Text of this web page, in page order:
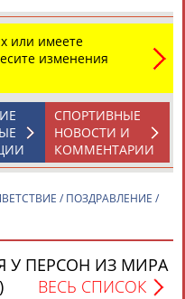
Герман
или имеете
изменения
СПОРТИВНЫЕ
НОВОСТИ И
КОММЕНТАРИИ
/ ПОЗДРАВЛЕНИЕ /
У ПЕРСОН ИЗ МИРА
ВЕСЬ СПИСОК